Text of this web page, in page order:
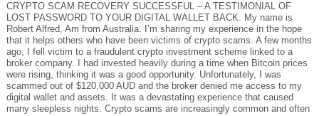
CRYPTO SCAM RECOVERY SUCCESSFUL – A TESTIMONIAL OF
LOST PASSWORD TO YOUR DIGITAL WALLET BACK. My name is
Robert Alfred, Am from Australia. I’m sharing my experience in the hope
that it helps others who have been victims of crypto scams. A few months
ago, I fell victim to a fraudulent crypto investment scheme linked to a
broker company. I had invested heavily during a time when Bitcoin prices
were rising, thinking it was a good opportunity. Unfortunately, I was
scammed out of $120,000 AUD and the broker denied me access to my
digital wallet and assets. It was a devastating experience that caused
many sleepless nights. Crypto scams are increasingly common and often